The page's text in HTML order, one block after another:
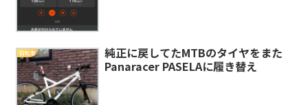
自転車
純正に戻してたMTBのタイヤをまた
Panaracer PASELAに履き替え